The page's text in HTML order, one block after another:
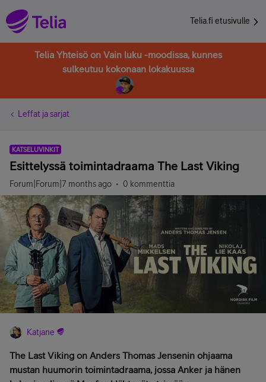
Telia.fi etusivulle
Telia Yhteisö on Vain luku -moodissa, kunnes
sulkeutuu kokonaan lokakuussa
Leffat ja sarjat
KATSELUVINKIT
Esittelyssä toimintadraama The Last Viking
Forum|Forum|7 months ago 0 kommenttia
Katjane
The Last Viking on Anders Thomas Jensenin ohjaama
mustan huumorin toimintadraama, jossa Anker ja hänen